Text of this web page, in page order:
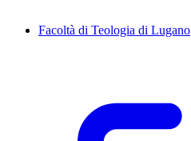
Facoltà di Teologia di Lugano